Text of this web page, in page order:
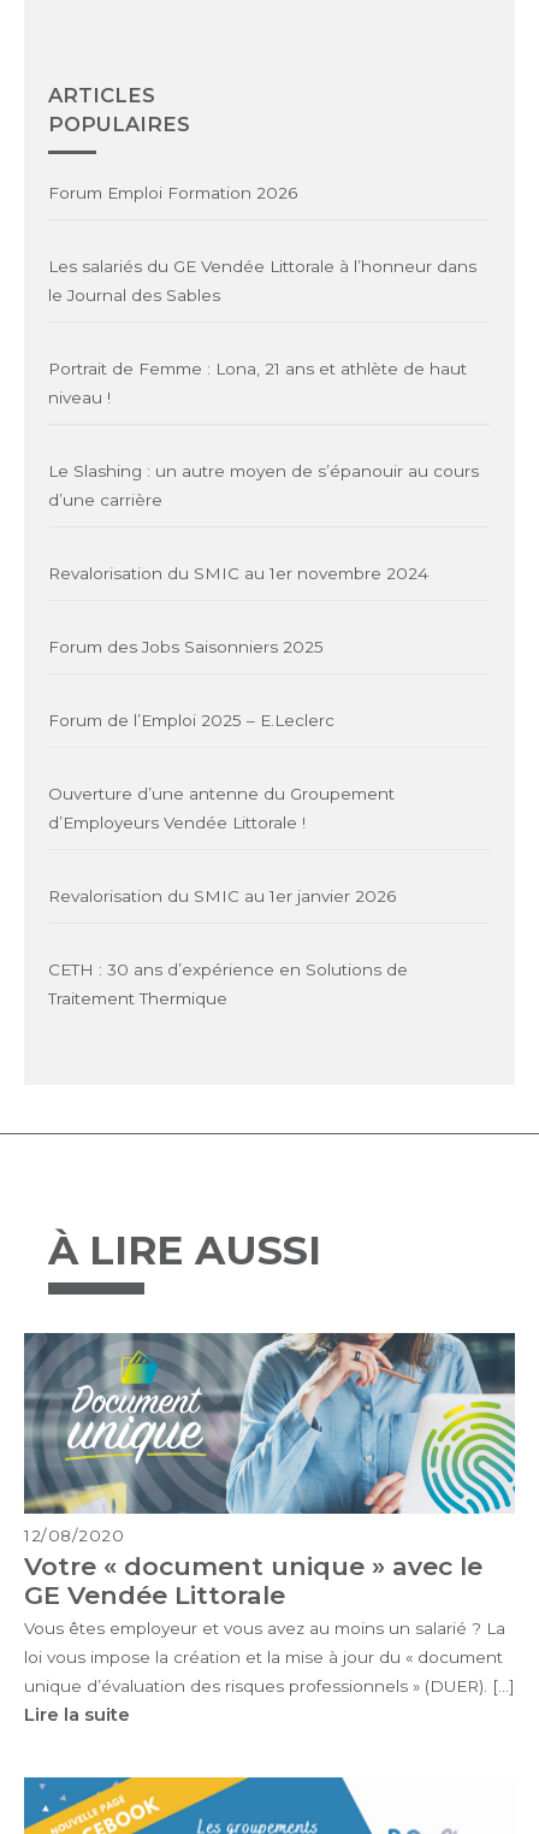
ARTICLES
POPULAIRES
Forum Emploi Formation 2026
Les salariés du GE Vendée Littorale à l’honneur dans
le Journal des Sables
Portrait de Femme : Lona, 21 ans et athlète de haut
niveau !
Le Slashing : un autre moyen de s’épanouir au cours
d’une carrière
Revalorisation du SMIC au 1er novembre 2024
Forum des Jobs Saisonniers 2025
Forum de l’Emploi 2025 – E.Leclerc
Ouverture d’une antenne du Groupement
d’Employeurs Vendée Littorale !
Revalorisation du SMIC au 1er janvier 2026
CETH : 30 ans d’expérience en Solutions de
Traitement Thermique
À LIRE AUSSI
12/08/2020
Votre « document unique » avec le
GE Vendée Littorale
Vous êtes employeur et vous avez au moins un salarié ? La
loi vous impose la création et la mise à jour du « document
unique d’évaluation des risques professionnels » (DUER). […]
Lire la suite